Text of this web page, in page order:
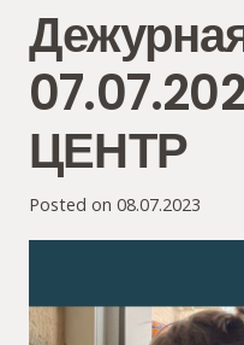
ЦЕНТР
Posted on 08.07.2023